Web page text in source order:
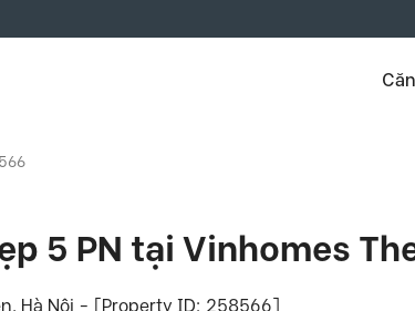
5 PN tại Vinhomes
Hà Nội - [Property ID: 258566]